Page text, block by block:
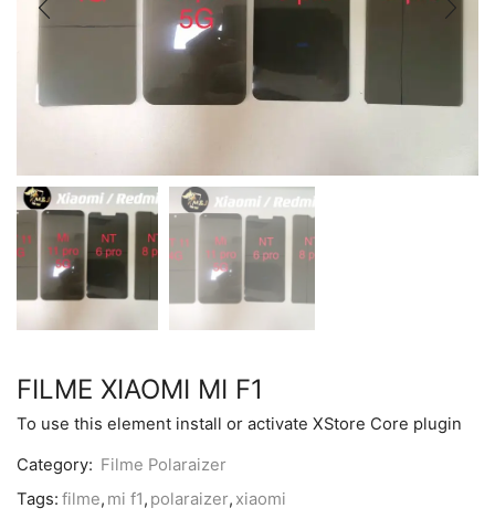
FILME XIAOMI MI F1
To use this element install or activate XStore Core plugin
Category: Filme Polaraizer
Tags: filme, mi f1, polaraizer, xiaomi